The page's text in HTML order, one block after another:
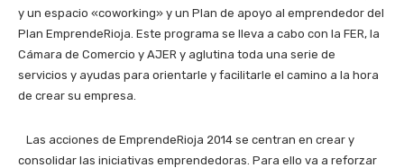
y un espacio «coworking» y un Plan de apoyo al emprendedor del
Plan EmprendeRioja. Este programa se lleva a cabo con la FER, la
Cámara de Comercio y AJER y aglutina toda una serie de
servicios y ayudas para orientarle y facilitarle el camino a la hora
de crear su empresa.
Las acciones de EmprendeRioja 2014 se centran en crear y
consolidar las iniciativas emprendedoras. Para ello va a reforzar